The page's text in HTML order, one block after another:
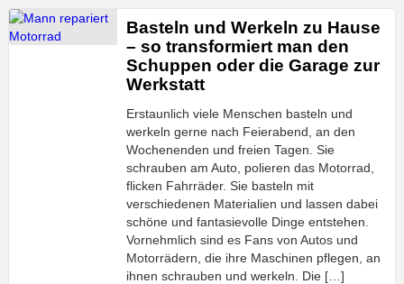
Basteln und Werkeln zu Hause
– so transformiert man den
Schuppen oder die Garage zur
Werkstatt
Erstaunlich viele Menschen basteln und
werkeln gerne nach Feierabend, an den
Wochenenden und freien Tagen. Sie
schrauben am Auto, polieren das Motorrad,
flicken Fahrräder. Sie basteln mit
verschiedenen Materialien und lassen dabei
schöne und fantasievolle Dinge entstehen.
Vornehmlich sind es Fans von Autos und
Motorrädern, die ihre Maschinen pflegen, an
ihnen schrauben und werkeln. Die […]